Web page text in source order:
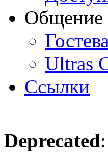
Общение
Ultras
Ссылки
Deprecated